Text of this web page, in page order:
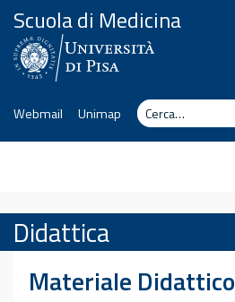
Vai al contenuto
Scuola di Medicina
Webmail Unimap Cerca
Didattica
Materiale Didattico